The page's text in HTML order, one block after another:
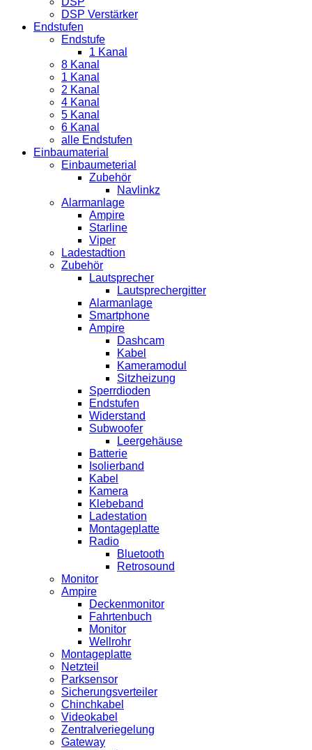
DSP Verstärker
Endstufen
Endstufe
1 Kanal
8 Kanal
1 Kanal
2 Kanal
4 Kanal
5 Kanal
6 Kanal
alle Endstufen
Einbaumaterial
Einbaumeterial
Zubehör
Navlinkz
Alarmanlage
Ampire
Starline
Viper
Ladestadtion
Zubehör
Lautsprecher
Lautsprechergitter
Alarmanlage
Smartphone
Ampire
Dashcam
Kabel
Kameramodul
Sitzheizung
Sperrdioden
Endstufen
Widerstand
Subwoofer
Leergehäuse
Batterie
Isolierband
Kabel
Kamera
Klebeband
Ladestation
Montageplatte
Radio
Bluetooth
Retrosound
Monitor
Ampire
Deckenmonitor
Fahrtenbuch
Monitor
Wellrohr
Montageplatte
Netzteil
Parksensor
Sicherungsverteiler
Chinchkabel
Videokabel
Zentralveriegelung
Gateway